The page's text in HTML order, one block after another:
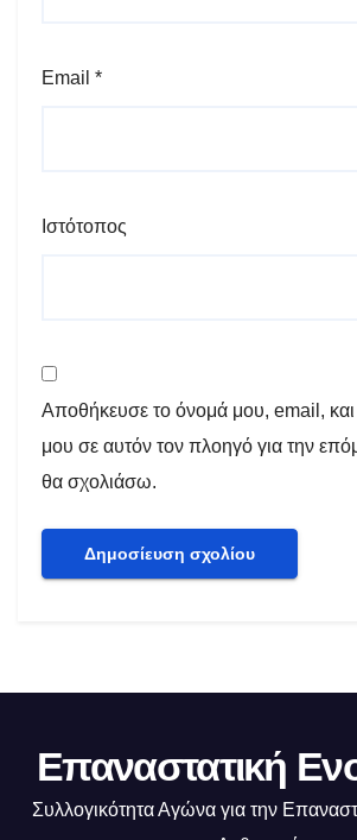
Email *
Ιστότοπος
Αποθήκευσε το όνομά μου, email, και
μου σε αυτόν τον πλοηγό για την
θα σχολιάσω.
Επαναστατική
Συλλογικότητα Αγώνα για την